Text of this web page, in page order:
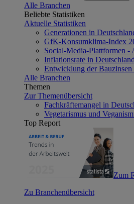
Alle Branchen
Beliebte Statistiken
Aktuelle Statistiken
Generationen in
GfK-Konsumklima-Index
Social-Media-Plattformen -
Inflationsrate in
Entwicklung der
Alle Branchen
Themen
Zur Themenübersicht
Fachkräftemangel in
Vegetarismus und
Top Report
Zum
Zu Branchenübersicht